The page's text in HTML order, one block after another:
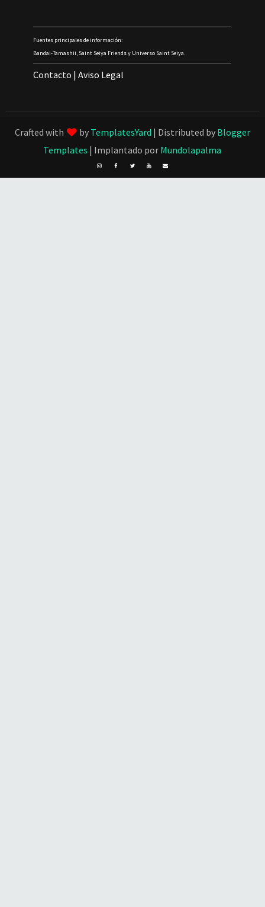
Fuentes principales de información:
Bandai-Tamashii, Saint Seiya Friends y Universo Saint Seiya.
Contacto |Aviso Legal
Crafted with by TemplatesYard | Distributed by Blogger
Templates | Implantado por Mundolapalma